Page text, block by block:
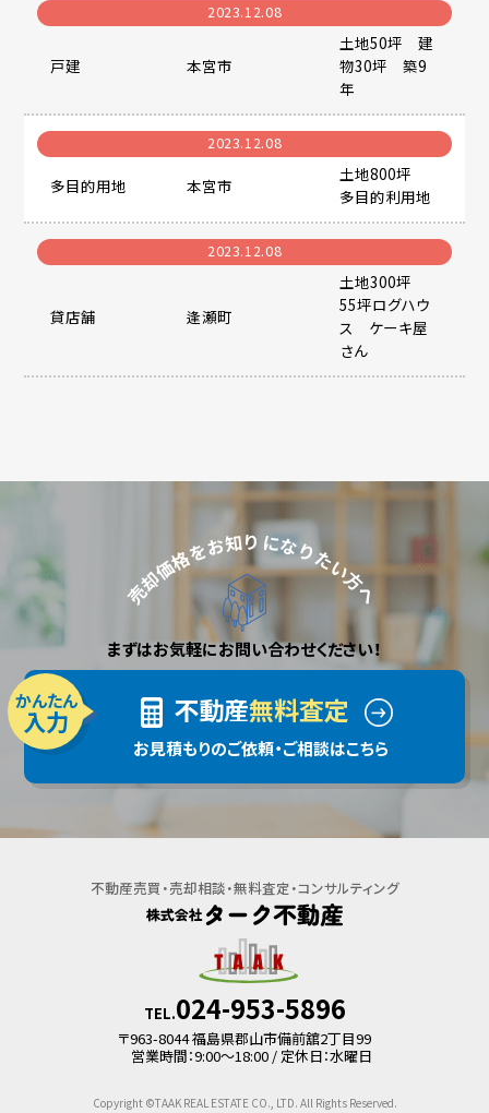
2023.12.08
戸建 本宮市
土地50坪 建
物30坪 築9
年
2023.12.08
多目的用地 本宮市
土地800坪
多目的利用地
2023.12.08
貸店舗 逢瀬町
土地300坪
55坪ログハウ
ス ケーキ屋
さん
売
却価格をお知り になりたい方
へ
まずはお気軽にお問い合わせください！
かんたん
入力 不動産無料査定
お見積もりのご依頼・ご相談はこちら
不動産売買・売却相談・無料査定・コンサルティング
TEL.024-953-5896
〒963-8044 福島県郡山市備前舘2丁目99
営業時間：9:00～18:00 / 定休日：水曜日
Copyright ©TAAK REAL ESTATE CO., LTD. All Rights Reserved.